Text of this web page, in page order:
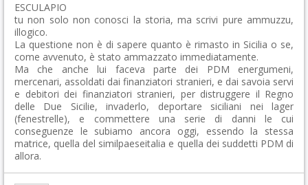
ESCULAPIO
tu non solo non conosci la storia, ma scrivi pure ammuzzu,
illogico.
La questione non è di sapere quanto è rimasto in Sicilia o se,
come avvenuto, è stato ammazzato immediatamente.
Ma che anche lui faceva parte dei PDM energumeni,
mercenari, assoldati dai finanziatori stranieri, e dai savoia servi
e debitori dei finanziatori stranieri, per distruggere il Regno
delle Due Sicilie, invaderlo, deportare siciliani nei lager
(fenestrelle), e commettere una serie di danni le cui
conseguenze le subiamo ancora oggi, essendo la stessa
matrice, quella del similpaeseitalia e quella dei suddetti PDM di
allora.